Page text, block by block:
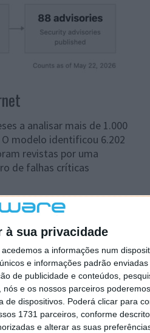
à sua privacidade
a informações num
e informações padrão
de publicidade e conteúdos,
nós e os nossos parceiros
de dispositivos. Poderá clicar para
1731 parceiros, conforme
e alterar as suas
a analisar mais de 1.000
modelo identificou 6.202
revistas por uma
de falhas críticas
única, a IA
aberto pediram à
para criar correções à
Mythos demora duas
ao Mythos
a descoberta de
lançou o Claude